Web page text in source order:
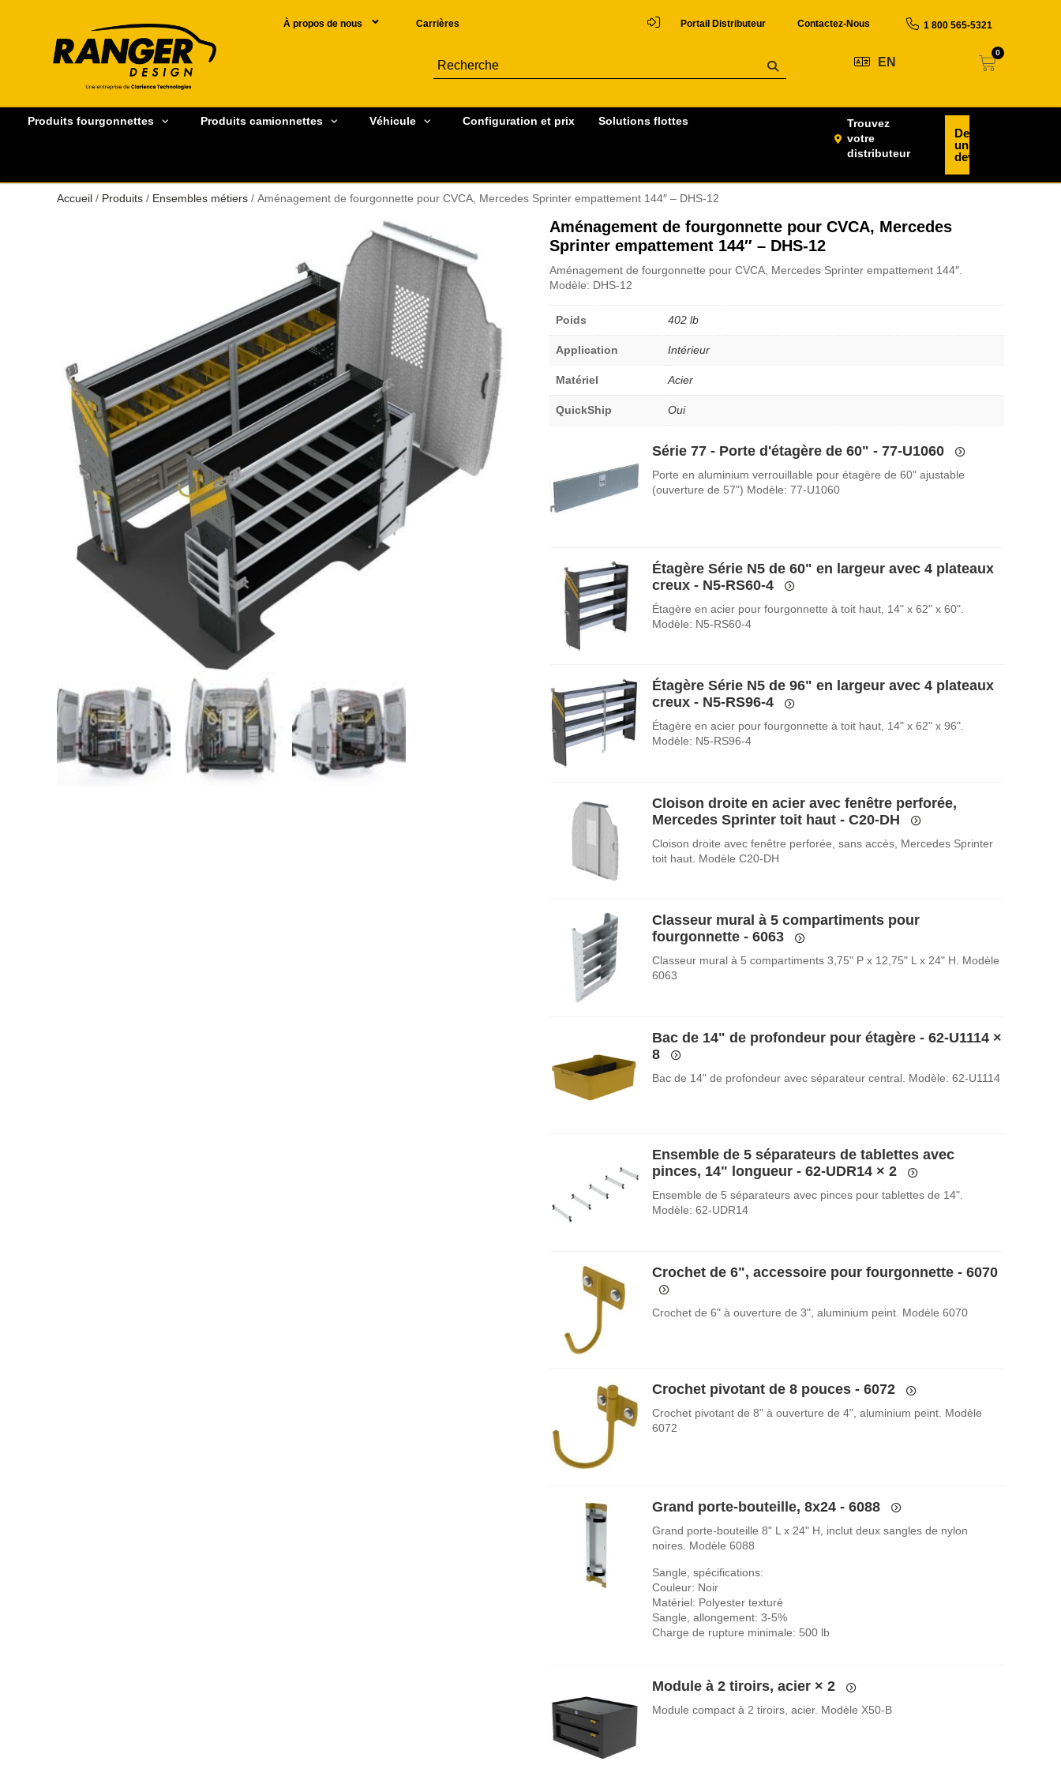
À propos de nous Carrières Portail Distributeur Contactez-Nous 1 800 565-5321
EN
0
Produits fourgonnettes Produits camionnettes Véhicule Configuration et prix Solutions flottes
Trouvez
votre
distributeur
Demander
un
devis
Accueil / Produits / Ensembles métiers / Aménagement de fourgonnette pour CVCA, Mercedes Sprinter empattement 144″ – DHS-12
Aménagement de fourgonnette pour CVCA, Mercedes
Sprinter empattement 144″ – DHS-12
Aménagement de fourgonnette pour CVCA, Mercedes Sprinter empattement 144″.
Modèle: DHS-12
Poids 402 lb
Application Intérieur
Matériel Acier
QuickShip Oui
Série 77 - Porte d'étagère de 60" - 77-U1060
Porte en aluminium verrouillable pour étagère de 60" ajustable
(ouverture de 57") Modèle: 77-U1060
Étagère Série N5 de 60" en largeur avec 4 plateaux
creux - N5-RS60-4
Étagère en acier pour fourgonnette à toit haut, 14" x 62" x 60".
Modèle: N5-RS60-4
Étagère Série N5 de 96" en largeur avec 4 plateaux
creux - N5-RS96-4
Étagère en acier pour fourgonnette à toit haut, 14" x 62" x 96".
Modèle: N5-RS96-4
Cloison droite en acier avec fenêtre perforée,
Mercedes Sprinter toit haut - C20-DH
Cloison droite avec fenêtre perforée, sans accès, Mercedes Sprinter
toit haut. Modèle C20-DH
Classeur mural à 5 compartiments pour
fourgonnette - 6063
Classeur mural à 5 compartiments 3,75" P x 12,75" L x 24" H. Modèle
6063
Bac de 14" de profondeur pour étagère - 62-U1114 ×
8
Bac de 14" de profondeur avec séparateur central. Modèle: 62-U1114
Ensemble de 5 séparateurs de tablettes avec
pinces, 14" longueur - 62-UDR14 × 2
Ensemble de 5 séparateurs avec pinces pour tablettes de 14".
Modèle: 62-UDR14
Crochet de 6", accessoire pour fourgonnette - 6070
Crochet de 6" à ouverture de 3", aluminium peint. Modèle 6070
Crochet pivotant de 8 pouces - 6072
Crochet pivotant de 8" à ouverture de 4", aluminium peint. Modèle
6072
Grand porte-bouteille, 8x24 - 6088
Grand porte-bouteille 8" L x 24" H, inclut deux sangles de nylon
noires. Modèle 6088
Sangle, spécifications:
Couleur: Noir
Matériel: Polyester texturé
Sangle, allongement: 3-5%
Charge de rupture minimale: 500 lb
Module à 2 tiroirs, acier × 2
Module compact à 2 tiroirs, acier. Modèle X50-B